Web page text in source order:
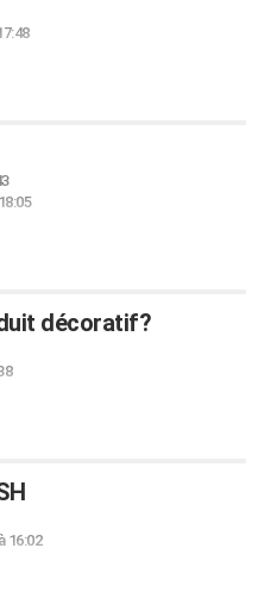
décoratif?
16:02